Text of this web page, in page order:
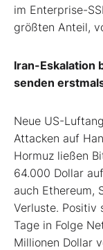
im Enterprise-
größten Anteil,
Iran-Eskalation
senden
Neue US-
Attacken auf
Hormuz ließen
64.000 Dollar
auch Ethereum,
Verluste. Positiv
Tage in Folge
Millionen Dollar